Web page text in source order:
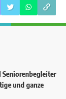
und ganze